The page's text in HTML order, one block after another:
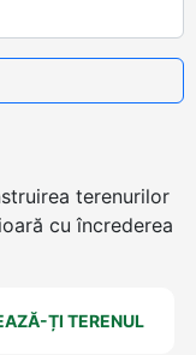
terenurilor
cu încrederea
ȚI TERENUL